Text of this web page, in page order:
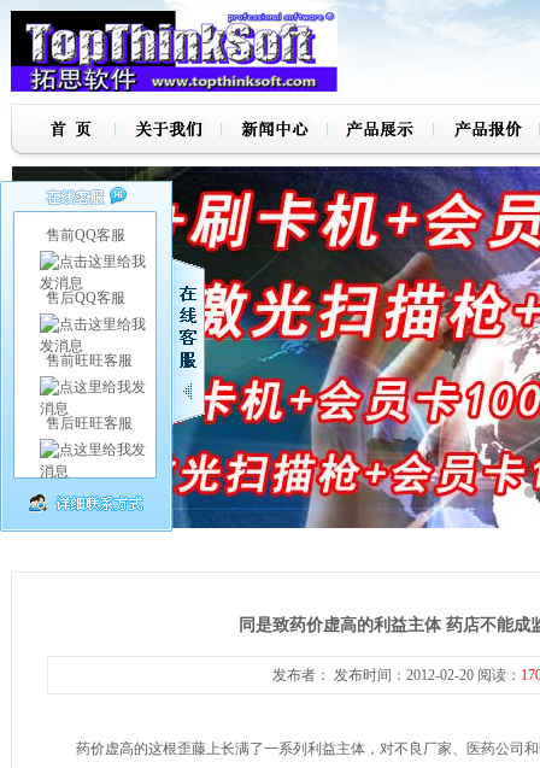
同是致药价虚高的利益主体 药店不能成
发布者： 发布时间：2012-02-20 阅读：
药价虚高的这根歪藤上长满了一系列利益主体，对不良厂家、医药公司
售前QQ客服
售后QQ客服
售前旺旺客服
售后旺旺客服